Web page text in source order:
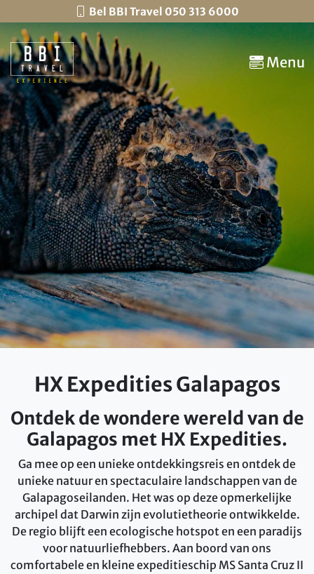
Bel BBI Travel 050 313 6000
Menu
HX Expedities Galapagos
Ontdek de wondere wereld van de
Galapagos met HX Expedities.
Ga mee op een unieke ontdekkingsreis en ontdek de
unieke natuur en spectaculaire landschappen van de
Galapagoseilanden. Het was op deze opmerkelijke
archipel dat Darwin zijn evolutietheorie ontwikkelde.
De regio blijft een ecologische hotspot en een paradijs
voor natuurliefhebbers. Aan boord van ons
comfortabele en kleine expeditieschip MS Santa Cruz II